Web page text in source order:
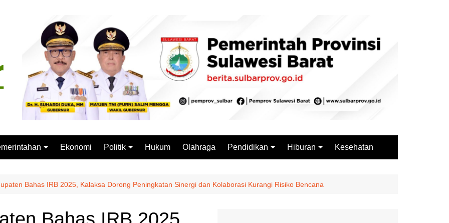
Vertikal
Ekonomi Politik
Pemilu
Hukum Olahraga Pendidikan
Sejarah
Hiburan
Kuliner
Kesehatan
Bahas IRB 2025, Kalaksa Dorong Peningkatan Sinergi dan Kolaborasi Kurangi Risiko Bencana